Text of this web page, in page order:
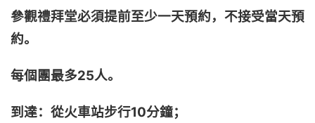
參觀禮拜堂必須提前至少一天預約，不接受當天預
約。
每個團最多25人。
到達：從火車站步行10分鐘；